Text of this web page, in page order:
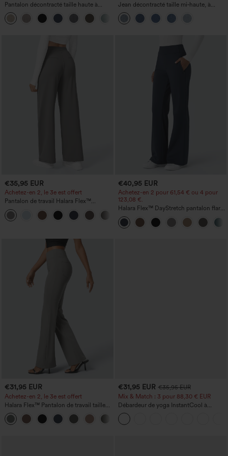
Pantalon décontracté taille haute à
jambe droite, effet lin, avec poches
+5
Jean décontracté taille mi‑haute, à
cordon de serrage, avec poches
€35,95 EUR
Achetez-en 2, le 3e est offert
Pantalon de travail Halara Flex™
DayStretch à taille haute, avec poches et
coupe droite
€40,95 EUR
Achetez-en 2 pour 61,54 € ou 4 pour
123,08 €.
Halara Flex™ DayStretch pantalon flare
de travail, taille mi-haute, poche latérale
zippée
€31,95 EUR
Achetez-en 2, le 3e est offert
Halara Flex™ Pantalon de travail taille
haute avec poche latérale arrière et
légère coupe évasée
€31,95 EUR €35,95 EUR
Mix & Match : 3 pour 88,30 € EUR
Débardeur de yoga InstantCool à
encolure en U et ourlet arrondi –
UPF50+